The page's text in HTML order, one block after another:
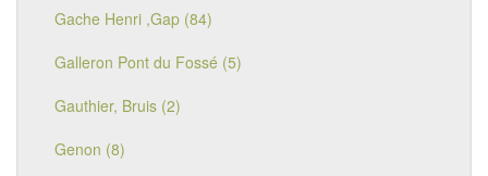
Gache Henri ,Gap (84)
Galleron Pont du Fossé (5)
Gauthier, Bruis (2)
Genon (8)